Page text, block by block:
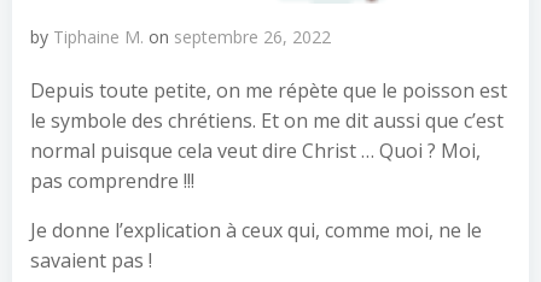
by Tiphaine M. on septembre 26, 2022
Depuis toute petite, on me répète que le poisson est
le symbole des chrétiens. Et on me dit aussi que c’est
normal puisque cela veut dire Christ … Quoi ? Moi,
pas comprendre !!!
Je donne l’explication à ceux qui, comme moi, ne le
savaient pas !